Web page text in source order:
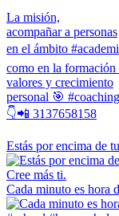
La misión,
acompañar a personas
en el ámbito
como en la formación
valores y crecimiento
personal 🎯
👇📲 3137658158
Estás por encima de
Cada minuto es hora